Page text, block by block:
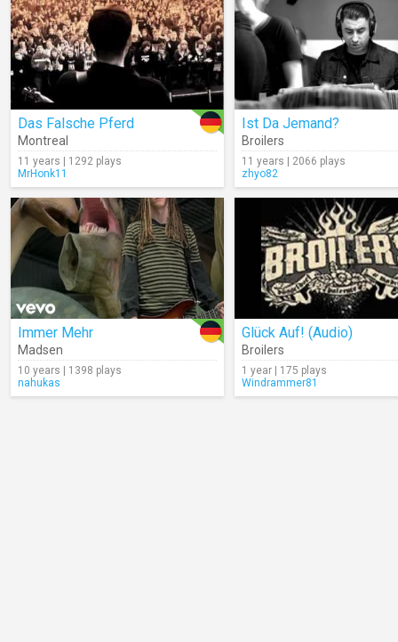
Das Falsche Pferd
Montreal
11 years | 1292 plays
MrHonk11
Ist Da Jemand?
Broilers
11 years | 2066 plays
zhyo82
Immer Mehr
Madsen
10 years | 1398 plays
nahukas
Glück Auf! (Audio)
Broilers
1 year | 175 plays
Windrammer81